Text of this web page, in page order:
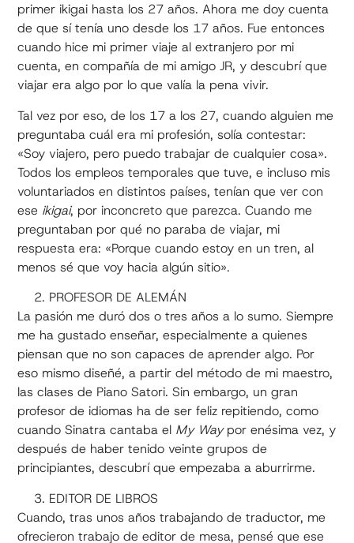
primer ikigai hasta los 27 años. Ahora me doy cuenta
de que sí tenía uno desde los 17 años. Fue entonces
cuando hice mi primer viaje al extranjero por mi
cuenta, en compañía de mi amigo JR, y descubrí que
viajar era algo por lo que valía la pena vivir.
Tal vez por eso, de los 17 a los 27, cuando alguien me
preguntaba cuál era mi profesión, solía contestar:
«Soy viajero, pero puedo trabajar de cualquier cosa».
Todos los empleos temporales que tuve, e incluso mis
voluntariados en distintos países, tenían que ver con
ese ikigai, por inconcreto que parezca. Cuando me
preguntaban por qué no paraba de viajar, mi
respuesta era: «Porque cuando estoy en un tren, al
menos sé que voy hacia algún sitio».
PROFESOR DE ALEMÁN
La pasión me duró dos o tres años a lo sumo. Siempre
me ha gustado enseñar, especialmente a quienes
piensan que no son capaces de aprender algo. Por
eso mismo diseñé, a partir del método de mi maestro,
las clases de Piano Satori. Sin embargo, un gran
profesor de idiomas ha de ser feliz repitiendo, como
cuando Sinatra cantaba el My Waypor enésima vez, y
después de haber tenido veinte grupos de
principiantes, descubrí que empezaba a aburrirme.
EDITOR DE LIBROS
Cuando, tras unos años trabajando de traductor, me
ofrecieron trabajo de editor de mesa, pensé que ese